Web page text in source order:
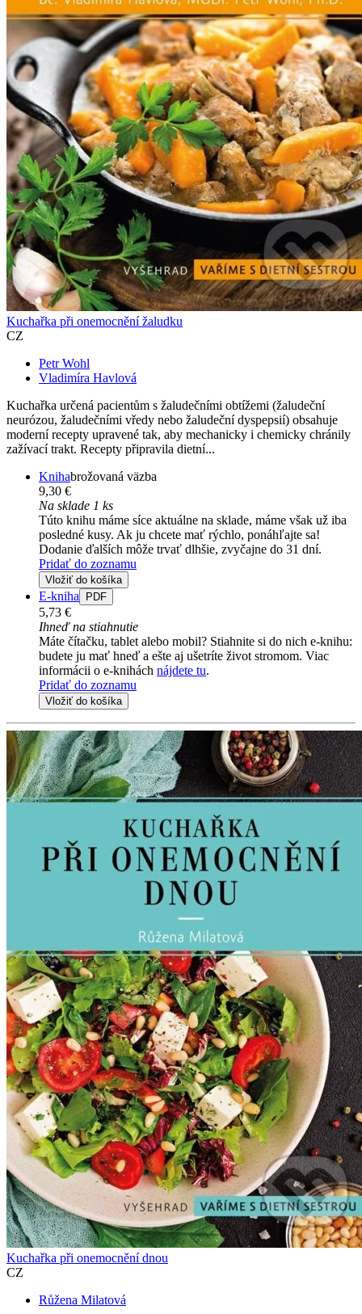
Kuchařka při onemocnění žaludku
CZ
Petr Wohl
Vladimíra Havlová
Kuchařka určená pacientům s žaludečními obtížemi (žaludeční
neurózou, žaludečními vředy nebo žaludeční dyspepsií) obsahuje
moderní recepty upravené tak, aby mechanicky i chemicky chránily
zažívací trakt. Recepty připravila dietní...
Knihabrožovaná väzba
9,30 €
Na sklade 1 ks
Túto knihu máme síce aktuálne na sklade, máme však už iba
posledné kusy. Ak ju chcete mať rýchlo, ponáhľajte sa!
Dodanie ďalších môže trvať dlhšie, zvyčajne do 31 dní.
Pridať do zoznamu
Vložiť do košíka
E-kniha PDF
5,73 €
Ihneď na stiahnutie
Máte čítačku, tablet alebo mobil? Stiahnite si do nich e-knihu:
budete ju mať hneď a ešte aj ušetríte život stromom. Viac
informácii o e-knihách nájdete tu.
Pridať do zoznamu
Vložiť do košíka
Kuchařka při onemocnění dnou
CZ
Růžena Milatová